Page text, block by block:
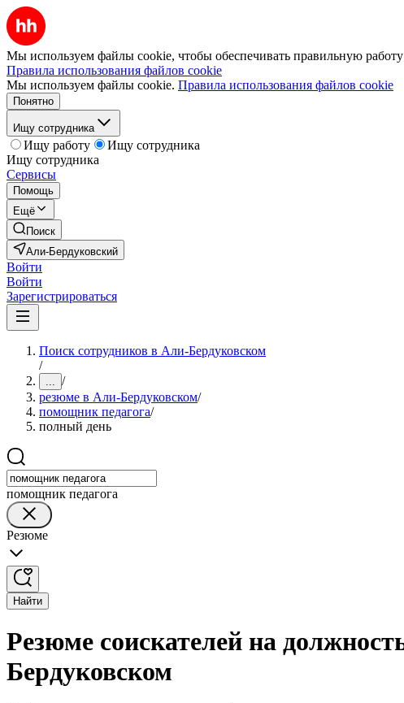
Мы используем файлы cookie, чтобы обеспечивать правильную работу
Правила использования файлов cookie
Мы используем файлы cookie. Правила использования файлов cookie
Понятно
Ищу сотрудника
Ищу работу
Ищу сотрудника
Ищу сотрудника
Сервисы
Помощь
Ещё
Поиск
Али-Бердуковский
Войти
Войти
Зарегистрироваться
Поиск сотрудников в Али-Бердуковском
/
... /
резюме в Али-Бердуковском/
помощник педагога/
полный день
помощник педагога
Резюме
Найти
Резюме соискателей на
Бердуковском